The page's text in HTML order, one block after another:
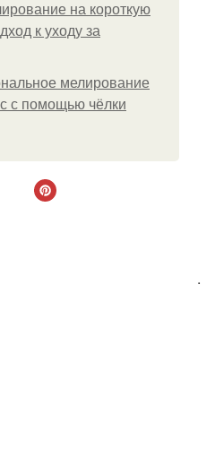
на короткую
к уходу за
мелирование
с помощью чёлки
.